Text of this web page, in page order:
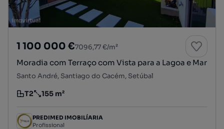
1 100 000 €7096,77 €/m²
Moradia com Terraço com Vista para a Lagoa e Mar
Santo André, Santiago do Cacém, Setúbal
Tipologia
T2
Preço por metro quadrado
155 m²
PREDIMED IMOBILÍARIA
Profissional